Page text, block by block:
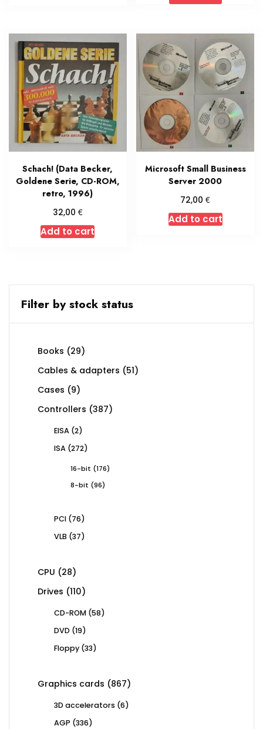
Schach! (Data Becker,
Goldene Serie, CD-ROM,
retro, 1996)
32,00 €
Add to cart
Microsoft Small Business
Server 2000
72,00€
Add to cart
Filter by stock status
Books 2929
Cables & adapters 5151
Cases 99
products
Controllers 387387
EISA 22
ISA 272272
16-bit 176176
8-bit
9696
PCI 7676
VLB 3737
CPU 2828
products
Drives 110110
CD-ROM 5858
DVD 1919
Floppy 3333
Graphics cards 867867
3D accelerators 66
AGP 336336